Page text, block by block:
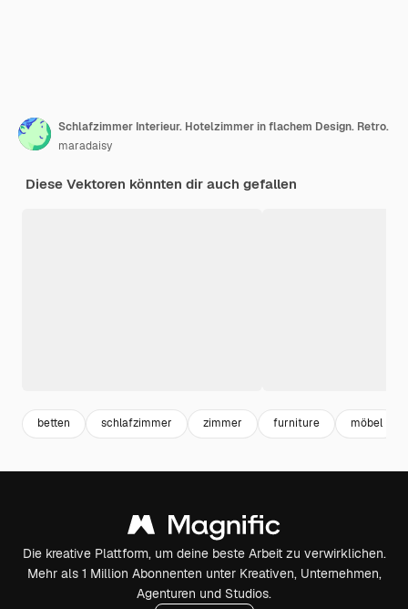
Schlafzimmer Interieur. Hotelzimmer in flachem Design. Retro.
maradaisy
Diese Vektoren könnten dir auch gefallen
betten schlafzimmer zimmer furniture möbel
Die kreative Plattform, um deine beste Arbeit zu verwirklichen.
Mehr als 1 Million Abonnenten unter Kreativen, Unternehmen,
Agenturen und Studios.